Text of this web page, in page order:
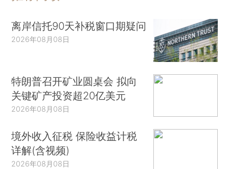
离岸信托90天补税窗口期疑问
2026年08月08日
特朗普召开矿业圆桌会 拟向
关键矿产投资超20亿美元
2026年08月08日
境外收入征税 保险收益计税
详解(含视频)
2026年08月08日